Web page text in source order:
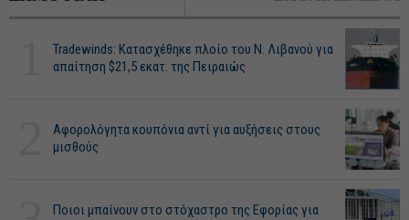
Tradewinds: Κατασχέθηκε πλοίο του Ν. Λιβανού για
απαίτηση $21,5 εκατ. της Πειραιώς
Αφορολόγητα κουπόνια αντί για αυξήσεις στους
μισθούς
Ποιοι μπαίνουν στο στόχαστρο της Εφορίας για